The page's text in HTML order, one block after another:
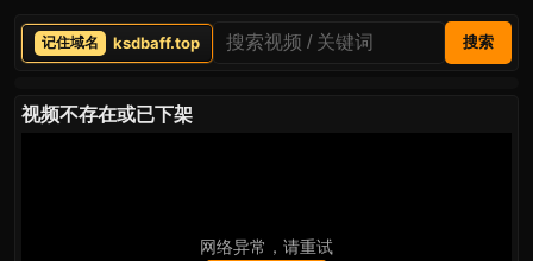
ksdbaff.top 搜索
视频不存在或已下架
网络异常，请重试